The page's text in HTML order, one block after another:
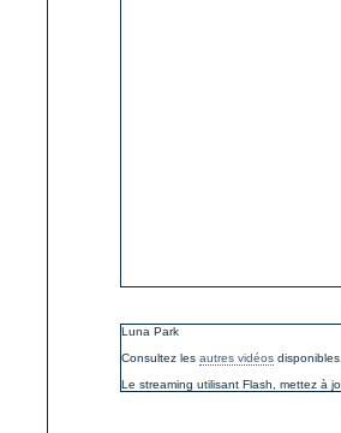
Luna Park
Consultez les autres vidéos
Le streaming utilisant Flash, mettez à